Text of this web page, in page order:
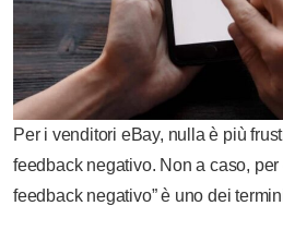
Per i venditori eBay, nulla è più
feedback negativo. Non a caso, per
feedback negativo” è uno dei